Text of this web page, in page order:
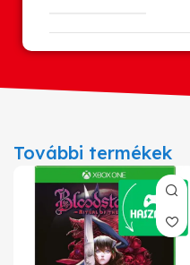
További termékek